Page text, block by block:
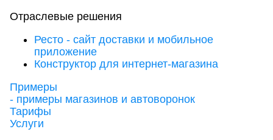
Отраслевые решения
Ресто - сайт доставки и мобильное
приложение
Конструктор для интернет-магазина
Примеры
- примеры магазинов и автоворонок
Тарифы
Услуги